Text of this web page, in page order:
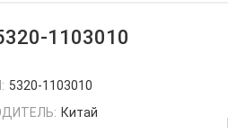
1103010
5320-1103010
Китай